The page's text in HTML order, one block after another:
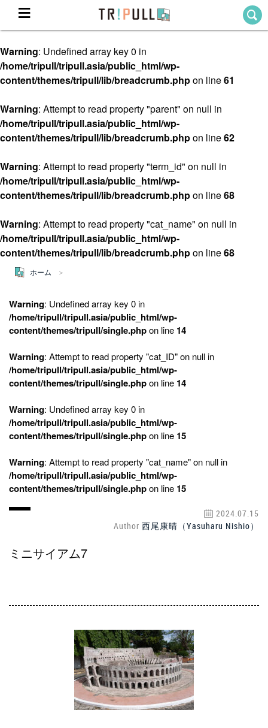
ホーム
Theme
テーマから探す
TRIPULLブログ
About
私たちについて
Warning: Undefined array key 0 in
/home/tripull/tripull.asia/public_html/wp-
content/themes/tripull/lib/breadcrumb.phpon line61
Warning: Attempt to read property "parent" on null in
/home/tripull/tripull.asia/public_html/wp-
content/themes/tripull/lib/breadcrumb.phpon line62
Warning: Attempt to read property "term_id" on null in
/home/tripull/tripull.asia/public_html/wp-
content/themes/tripull/lib/breadcrumb.phpon line68
Warning: Attempt to read property "cat_name" on null in
/home/tripull/tripull.asia/public_html/wp-
content/themes/tripull/lib/breadcrumb.phpon line68
ホーム
Warning: Undefined array key 0 in
/home/tripull/tripull.asia/public_html/wp-
content/themes/tripull/single.phpon line 14
Warning: Attempt to read property "cat_ID" on null in
/home/tripull/tripull.asia/public_html/wp-
content/themes/tripull/single.phpon line 14
Warning: Undefined array key 0 in
/home/tripull/tripull.asia/public_html/wp-
content/themes/tripull/single.phpon line 15
Warning: Attempt to read property "cat_name" on null in
/home/tripull/tripull.asia/public_html/wp-
content/themes/tripull/single.phpon line 15
2024.07.15
Author 西尾康晴（Yasuharu Nishio）
ミニサイアム7